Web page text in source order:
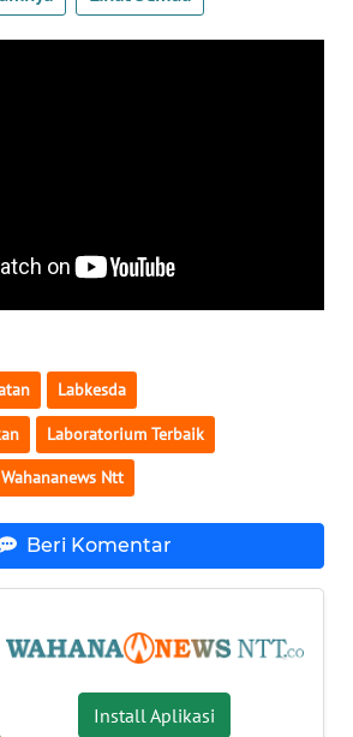
Labkesda
Laboratorium Terbaik
Wahananews Ntt
Beri Komentar
Install Aplikasi